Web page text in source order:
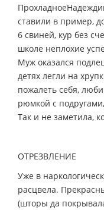
ставили в пример,
6 свиней, кур без
школе неплохие
Муж оказался
детях легли на
пожалеть себя,
рюмкой с
Так и не заметила,
ОТРЕЗВЛЕНИЕ
Уже в
расцвела.
(шторы да